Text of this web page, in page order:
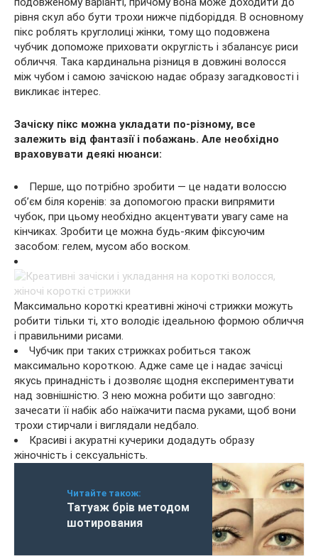
рівня скул або бути трохи нижче підборіддя. В основному
пікс роблять круглолиці жінки, тому що подовжена
чубчик допоможе приховати округлість і збалансує риси
обличчя. Така кардинальна різниця в довжині волосся
між чубом і самою зачіскою надає образу загадковості і
викликає інтерес.
Зачіску пікс можна укладати по-різному, все
залежить від фантазії і побажань. Але необхідно
враховувати деякі нюанси:
Перше, що потрібно зробити — це надати волоссю
об’єм біля коренів: за допомогою праски випрямити
чубок, при цьому необхідно акцентувати увагу саме на
кінчиках. Зробити це можна будь-яким фіксуючим
засобом: гелем, мусом або воском.
Максимально короткі креативні жіночі стрижки можуть
робити тільки ті, хто володіє ідеальною формою обличчя
і правильними рисами.
Чубчик при таких стрижках робиться також
максимально короткою. Адже саме це і надає зачісці
якусь принадність і дозволяє щодня експериментувати
над зовнішністю. З нею можна робити що завгодно:
зачесати її набік або наїжачити пасма руками, щоб вони
трохи стирчали і виглядали недбало.
Красиві і акуратні кучерики додадуть образу
жіночність і сексуальність.
Читайте також:
Татуаж брів методом
шотирования